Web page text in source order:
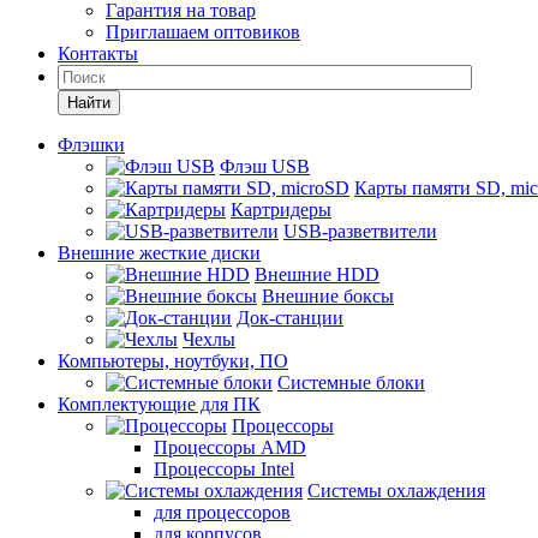
Гарантия на товар
Приглашаем оптовиков
Контакты
Найти
Флэшки
Флэш USB
Карты памяти SD,
Картридеры
USB-разветвители
Внешние жесткие диски
Внешние HDD
Внешние боксы
Док-станции
Чехлы
Компьютеры, ноутбуки, ПО
Системные блоки
Комплектующие для ПК
Процессоры
Процессоры AMD
Процессоры Intel
Системы охлаждения
для процессоров
для корпусов